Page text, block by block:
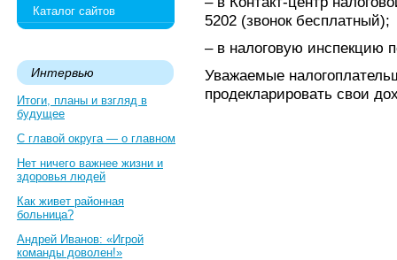
Каталог сайтов
Интервью
Итоги, планы и взгляд в
будущее
С главой округа — о главном
Нет ничего важнее жизни и
здоровья людей
Как живет районная
больница?
Андрей Иванов: «Игрой
команды доволен!»
5202 (звонок бесплатный);
– в налоговую инспекцию
Уважаемые
продекларировать свои